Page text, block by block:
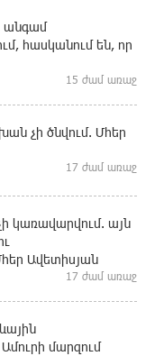
անգամ
հասկանում են, որ
15 ժամ առաջ
չի ծնվում. Մհեր
17 ժամ առաջ
կառավարվում. այն
Ավետիսյան
17 ժամ առաջ
մարզում